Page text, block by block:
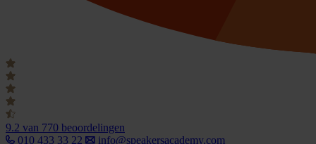
9.2 van 770 beoordelingen
010 433 33 22
info@speakersacademy.com